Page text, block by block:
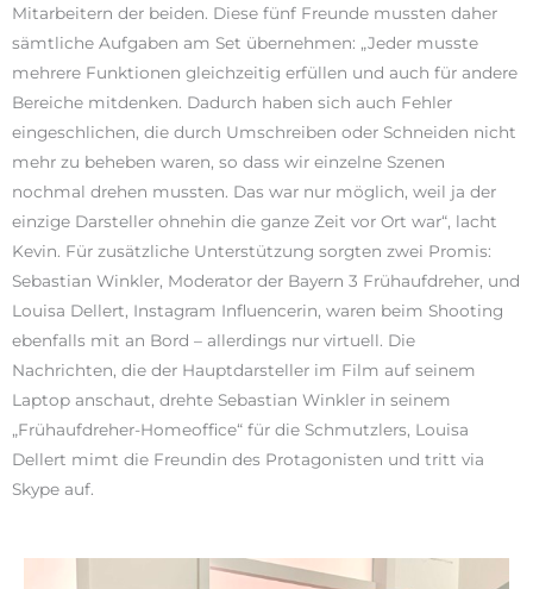
Mitarbeitern der beiden. Diese fünf Freunde mussten daher
sämtliche Aufgaben am Set übernehmen: „Jeder musste
mehrere Funktionen gleichzeitig erfüllen und auch für andere
Bereiche mitdenken. Dadurch haben sich auch Fehler
eingeschlichen, die durch Umschreiben oder Schneiden nicht
mehr zu beheben waren, so dass wir einzelne Szenen
nochmal drehen mussten. Das war nur möglich, weil ja der
einzige Darsteller ohnehin die ganze Zeit vor Ort war“, lacht
Kevin. Für zusätzliche Unterstützung sorgten zwei Promis:
Sebastian Winkler, Moderator der Bayern 3 Frühaufdreher, und
Louisa Dellert, Instagram Influencerin, waren beim Shooting
ebenfalls mit an Bord – allerdings nur virtuell. Die
Nachrichten, die der Hauptdarsteller im Film auf seinem
Laptop anschaut, drehte Sebastian Winkler in seinem
„Frühaufdreher-Homeoffice“ für die Schmutzlers, Louisa
Dellert mimt die Freundin des Protagonisten und tritt via
Skype auf.